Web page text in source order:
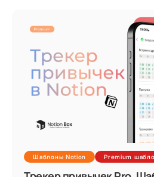
Шаблоны Notion Premium